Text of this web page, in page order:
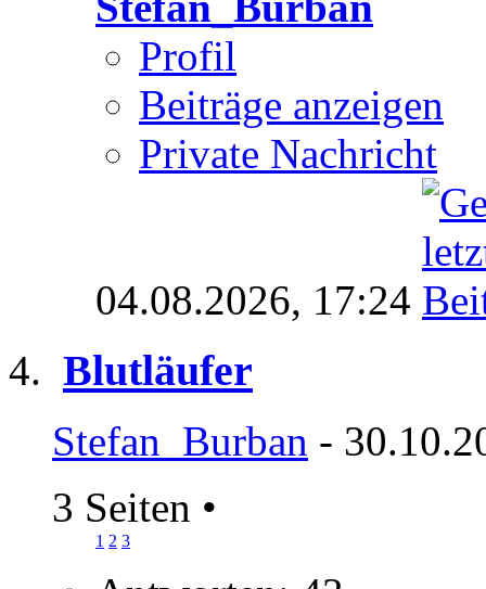
Profil
Beiträge anzeigen
Private Nachricht
04.08.2026, 17:24
Blutläufer
Stefan_Burban -
3 Seiten •
1 2 3